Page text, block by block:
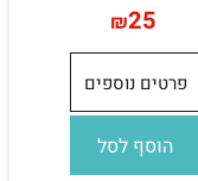
₪25
פרטים נוספים
הוסף לסל